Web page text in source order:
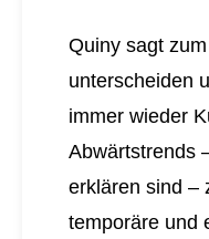
Quiny sagt
unterscheiden
immer wieder
Abwärtstrends
erklären sind –
temporäre und